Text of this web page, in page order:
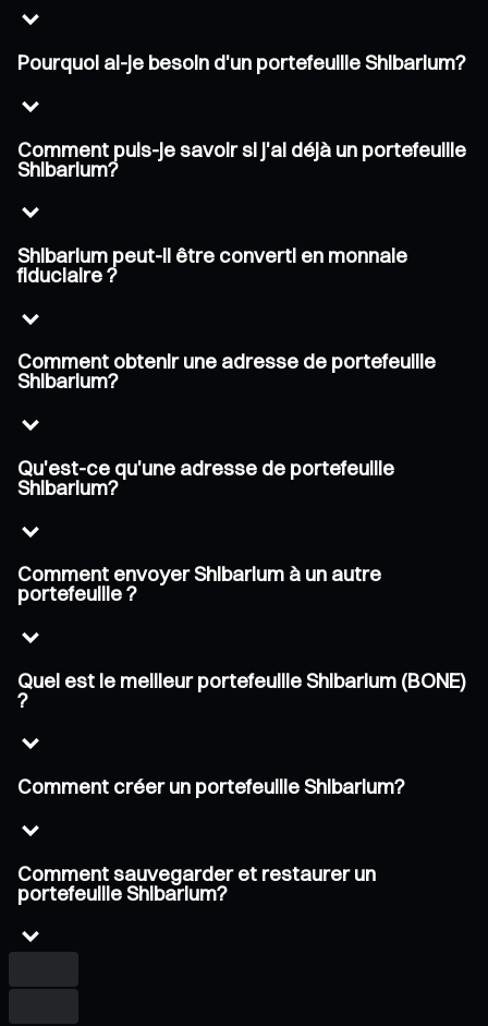
Pourquoi ai-je besoin d'un portefeuille Shibarium?
Comment puis-je savoir si j'ai déjà un portefeuille
Shibarium?
Shibarium peut-il être converti en monnaie
fiduciaire ?
Comment obtenir une adresse de portefeuille
Shibarium?
Qu'est-ce qu'une adresse de portefeuille
Shibarium?
Comment envoyer Shibarium à un autre
portefeuille ?
Quel est le meilleur portefeuille Shibarium (BONE)
?
Comment créer un portefeuille Shibarium?
Comment sauvegarder et restaurer un
portefeuille Shibarium?